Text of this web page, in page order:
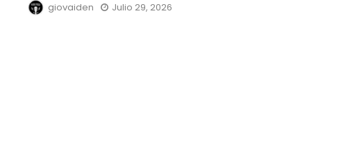
giovaiden Julio 29, 2026